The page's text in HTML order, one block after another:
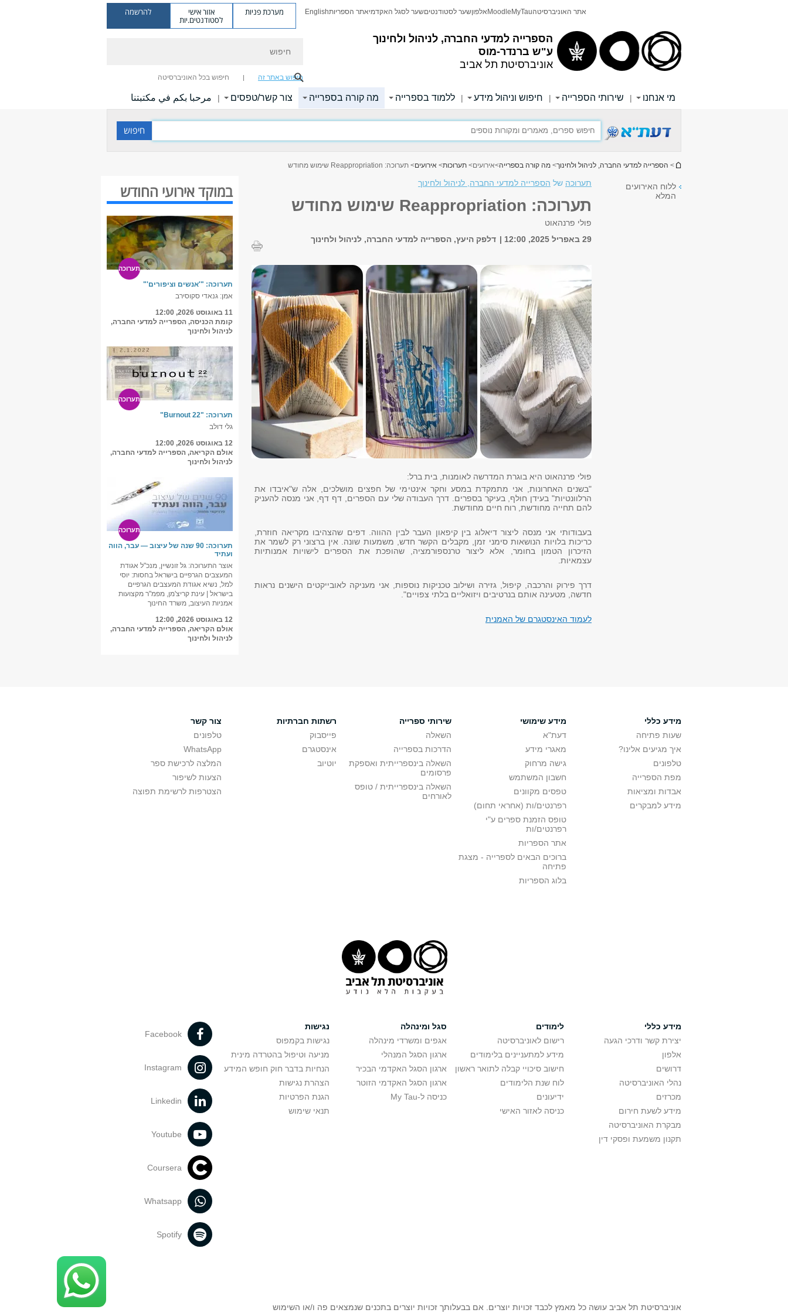
הספרייה למדעי החברה, לניהול ולחינוך
ע"ש ברנדר-מוס
אוניברסיטת תל אביב
אתר האוניברסיטהMyTau
Moodle אלפוןשער לסטודנטיםשער לסגל האקדמיאתר הספריותEnglish מערכת פניות אזור אישי
לסטודנטים.יות
להרשמה
חיפוש באתר זה חיפוש בכל האוניברסיטה
מי אנחנו | שירותי הספרייה | חיפוש וניהול מידע | ללמוד בספרייה מה קורה בספרייה צור קשר/טפסים | مرحبا بكم في مكتبتنا
הינך נמצא כאן
> הספרייה למדעי החברה, לניהול ולחינוך> מה קורה בספרייה>אירועים> תערוכות> אירועים> תערוכה: Reappropriation שימוש מחודש
ללוח האירועים
המלא
תערוכה של הספרייה למדעי החברה, לניהול ולחינוך
תערוכה: Reappropriation שימוש מחודש
פולי פרנהאוט
29 באפריל 2025, 12:00
דלפק היעץ, הספרייה למדעי החברה, לניהול ולחינוך
פולי פרנהאוט היא בוגרת המדרשה לאומנות, בית ברל:
"בשנים האחרונות, אני מתמקדת במסע וחקר אינטימי של חפצים מושלכים, אלה ש"איבדו את
הרלוונטיות" בעידן חולף, בעיקר בספרים. דרך העבודה שלי עם הספרים, דף דף, אני מנסה להעניק
להם תחייה מחודשת, רוח חיים מחודשת.
בעבודותי אני מנסה ליצור דיאלוג בין קיפאון העבר לבין ההווה. דפים שהצהיבו מקריאה חוזרת,
כריכות בלויות הנושאות סימני זמן, מקבלים הקשר חדש, משמעות שונה. אין ברצוני רק לשמר את
הזיכרון הטמון בחומר, אלא ליצור טרנספורמציה, שהופכת את הספרים לישויות אמנותיות
עצמאיות.
דרך פירוק והרכבה, קיפול, גזירה ושילוב טכניקות נוספות, אני מעניקה לאובייקטים הישנים נראות
חדשה, מטעינה אותם בנרטיבים ויזואליים בלתי צפויים".
לעמוד האינסטגרם של האמנית
במוקד אירועי החודש
תערוכה
תערוכה: "'אנשים וציפורים'"
אמן: גנאדי סקוסירב
11 באוגוסט 2026, 12:00
קומת הכניסה, הספרייה למדעי החברה,
לניהול ולחינוך
תערוכה
תערוכה: "Burnout 22"
גלי דולב
12 באוגוסט 2026, 12:00
אולם הקריאה, הספרייה למדעי החברה,
לניהול ולחינוך
תערוכה
תערוכה: 90 שנה של עיצוב — עבר, הווה
ועתיד
אוצר התערוכה: גל זונשיין, מנכ"ל אגודת
המעצבים הגרפיים בישראל בחסות: יוסי
למל, נשיא אגודת המעצבים הגרפיים
בישראל | עינת קריצ'מן, מפמ"ר מקצועות
אמניות העיצוב, משרד החינוך
12 באוגוסט 2026, 12:00
אולם הקריאה, הספרייה למדעי החברה,
לניהול ולחינוך
מידע כללי
שעות פתיחה
איך מגיעים אלינו?
טלפונים
מפת הספרייה
אבדות ומציאות
מידע למבקרים
מידע שימושי
דעת"א
מאגרי מידע
גישה מרחוק
חשבון המשתמש
טפסים מקוונים
רפרנטים/ות (אחראי תחום)
טופס הזמנת ספרים ע"י
רפרנטים/ות
אתר הספריות
ברוכים הבאים לספרייה - מצגת
פתיחה
בלוג הספריות
שירותי ספרייה
השאלה
הדרכות בספרייה
השאלה בינספרייתית ואספקת
פרסומים
השאלה בינספרייתית / טופס
לאורחים
רשתות חברתיות
פייסבוק
אינסטגרם
יוטיוב
צור קשר
טלפונים
WhatsApp
המלצה לרכישת ספר
הצעות לשיפור
הצטרפות לרשימת תפוצה
מידע כללי
יצירת קשר ודרכי הגעה
אלפון
דרושים
נהלי האוניברסיטה
מכרזים
מידע לשעת חירום
מבקרת האוניברסיטה
תקנון משמעת ופסקי דין
לימודים
רישום לאוניברסיטה
מידע למתעניינים בלימודים
חישוב סיכויי קבלה לתואר ראשון
לוח שנת הלימודים
ידיעונים
כניסה לאזור האישי
סגל ומינהלה
אגפים ומשרדי מינהלה
ארגון הסגל המנהלי
ארגון הסגל האקדמי הבכיר
ארגון הסגל האקדמי הזוטר
כניסה ל-My Tau
נגישות
נגישות בקמפוס
מניעה וטיפול בהטרדה מינית
הנחיות בדבר חוק חופש המידע
הצהרת נגישות
הגנת הפרטיות
תנאי שימוש
Facebook
Instagram
Linkedin
Youtube
Coursera
Whatsapp
Spotify
אוניברסיטת תל אביב עושה כל מאמץ לכבד זכויות יוצרים. אם בבעלותך זכויות יוצרים בתכנים שנמצאים פה ו/או השימוש